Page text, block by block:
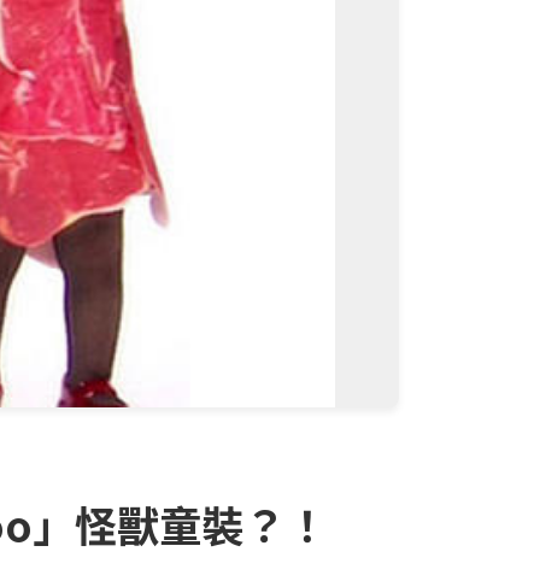
怪獸童裝？！